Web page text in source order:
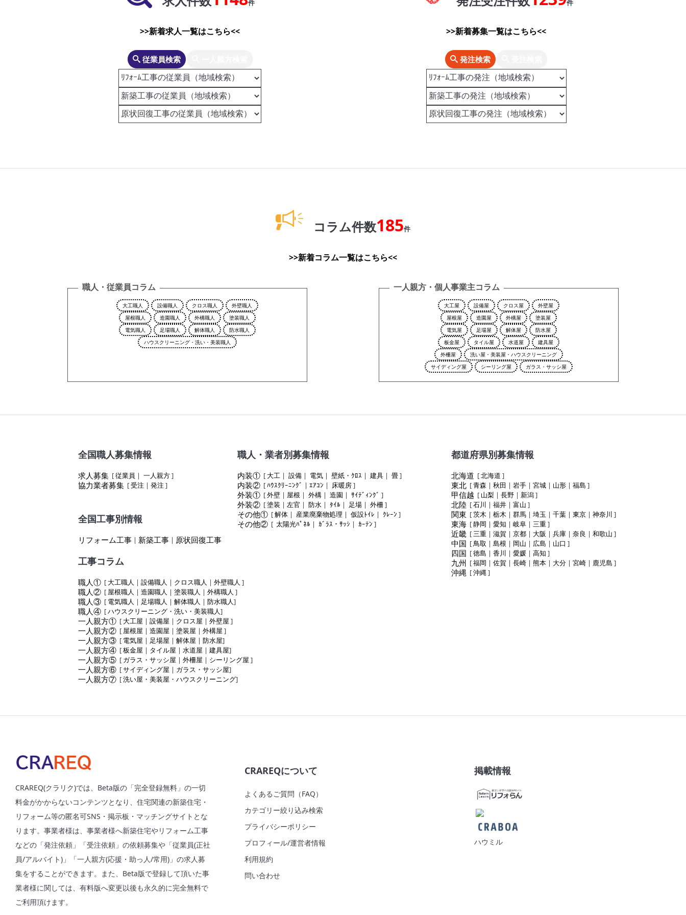
件
>>新着求人一覧はこちら<<
従業員検索
件
>>新着募集一覧はこちら<<
発注検索
コラム件数185件
>>新着コラム一覧はこちら<<
職人・従業員コラム
大工職人 設備職人 クロス職人
外壁職人
屋根職人
造園職人 外構職人
塗装職人
電気職人
足場職人 解体職人
防水職人
ハウスクリーニング・洗い・美装職人
一人親方・個人事業主コラム
大工屋 設備屋 クロス屋
外壁屋
屋根屋
造園屋 外構屋
塗装屋
電気屋
足場屋 解体屋
防水屋
板金屋
タイル屋 水道屋
建具屋
外柵屋
洗い屋・美装屋・ハウスクリーニング
サイディング屋
シーリング屋 ガラス・サッシ屋
全国職人募集情報
求人募集 [従業員 | 一人親方]
協力業者募集 [受注 | 発注 ]
全国工事別情報
リフォーム工事 | 新築工事 | 原状回復工事
工事コラム
職人① [ 大工職人 | 設備職人 | クロス職人 | 外壁職人 ]
職人② [ 屋根職人 | 造園職人 | 塗装職人 | 外構職人 ]
職人③ [ 電気職人 | 足場職人 | 解体職人 | 防水職人]
職人④ [ハウスクリーニング・洗い・美装職人]
一人親方① [ 大工屋 | 設備屋 | クロス屋 | 外壁屋 ]
一人親方② [ 屋根屋 | 造園屋 | 塗装屋 | 外構屋 ]
一人親方③ [ 電気屋 | 足場屋 | 解体屋 | 防水屋]
一人親方④ [板金屋 | タイル屋 | 水道屋 | 建具屋]
一人親方⑤ [ ガラス・サッシ屋 | 外柵屋 | シーリング屋 ]
一人親方⑥ [サイディング屋 | ガラス・サッシ屋]
一人親方⑦ [洗い屋・美装屋・ハウスクリーニング]
職人・業者別募集情報
内装① [ 大工 | 設備 | 電気 | 壁紙・ｸﾛｽ | 建具 | 畳]
内装② [ﾊｳｽｸﾘｰﾆﾝｸﾞ | ｴｱｺﾝ | 床暖房]
外装① [外壁 | 屋根 | 外構 | 造園 | ｻｲﾃﾞｨﾝｸﾞ ]
外装② [塗装 | 左官 | 防水 | ﾀｲﾙ | 足場 | 外柵 ]
その他① [解体 | 産業廃棄物処理 | 仮設ﾄｲﾚ | ｸﾚｰﾝ ]
その他② [ 太陽光ﾊﾟﾈﾙ | ｶﾞﾗｽ・ｻｯｼ | ｶｰﾃﾝ ]
都道府県別募集情報
北海道 [北海道 ]
東北 [青森 | 秋田 | 岩手 | 宮城 | 山形 | 福島 ]
甲信越 [ 山梨 | 長野 | 新潟]
北陸 [石川 | 福井 | 富山 ]
関東 [茨木 | 栃木 | 群馬 | 埼玉 | 千葉 | 東京 | 神奈川 ]
東海 [静岡 | 愛知 | 岐阜 | 三重]
近畿 [三重 | 滋賀 | 京都 | 大阪 | 兵庫 | 奈良 | 和歌山 ]
中国 [鳥取 | 島根 | 岡山 | 広島 | 山口 ]
四国 [徳島 | 香川 | 愛媛 | 高知 ]
九州 [福岡 | 佐賀 | 長崎 | 熊本 | 大分 | 宮崎 | 鹿児島 ]
沖縄 [沖縄]
CRAREQ(クラリク)では、Beta版の「完全登録無料」の一切
料金がかからないコンテンツとなり、住宅関連の新築住宅・
リフォーム等の匿名可SNS・掲示板・マッチングサイトとな
ります。事業者様は、事業者様へ新築住宅やリフォーム工事
などの「発注依頼」「受注依頼」の依頼募集や「従業員(正社
員/アルバイト)」「一人親方(応援・助っ人/常用)」の求人募
集をすることができます。また、Beta版で登録して頂いた事
業者様に関しては、有料版へ変更以後も永久的に完全無料で
ご利用頂けます。
CRAREQについて
よくあるご質問（FAQ）
カテゴリー絞り込み検索
プライバシーポリシー
プロフィール/運営者情報
利用規約
問い合わせ
掲載情報
ハウミル